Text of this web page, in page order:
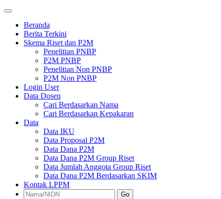
Beranda
Berita Terkini
Skema Riset dan P2M
Penelitian PNBP
P2M PNBP
Penelitian Non PNBP
P2M Non PNBP
Login User
Data Dosen
Cari Berdasarkan Nama
Cari Berdasarkan Kepakaran
Data
Data IKU
Data Proposal P2M
Data Dana P2M
Data Dana P2M Group Riset
Data Jumlah Anggota Group Riset
Data Dana P2M Berdasarkan SKIM
Kontak LPPM
Go